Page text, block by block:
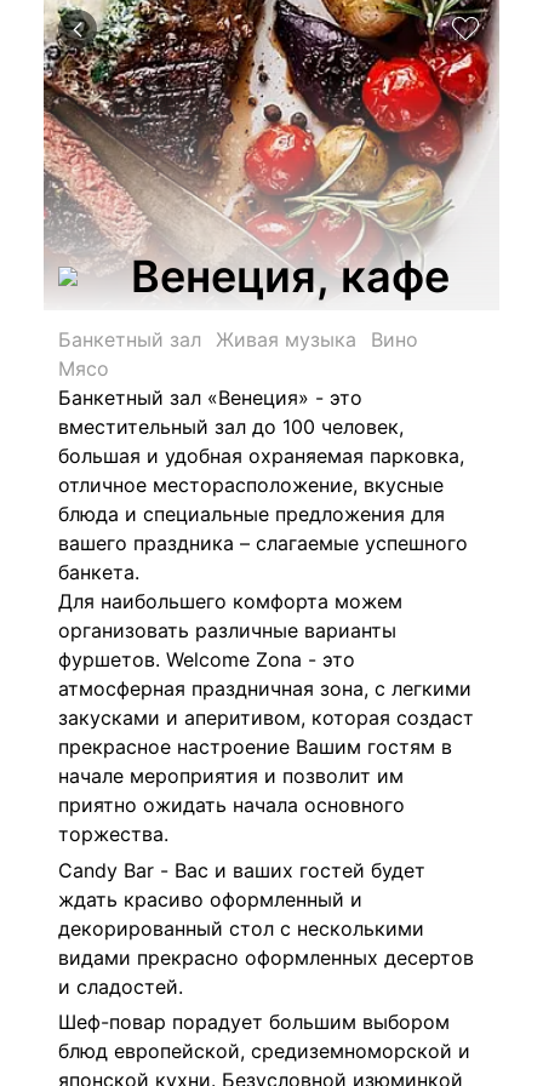
Венеция, кафе
Банкетный зал Живая музыка
Вино
Мясо
Банкетный зал «Венеция» - это
вместительный зал до 100 человек,
большая и удобная охраняемая парковка,
отличное месторасположение, вкусные
блюда и специальные предложения для
вашего праздника – слагаемые успешного
банкета.
Для наибольшего комфорта можем
организовать различные варианты
фуршетов. Welcome Zona - это
атмосферная праздничная зона, с легкими
закусками и аперитивом, которая создаст
прекрасное настроение Вашим гостям в
начале мероприятия и позволит им
приятно ожидать начала основного
торжества.
Candy Bar - Вас и ваших гостей будет
ждать красиво оформленный и
декорированный стол с несколькими
видами прекрасно оформленных десертов
и сладостей.
Шеф-повар порадует большим выбором
блюд европейской, средиземноморской и
японской кухни. Безусловной изюминкой